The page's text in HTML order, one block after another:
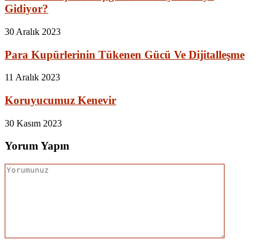
Gidiyor?
30 Aralık 2023
Para Kupürlerinin Tükenen Gücü Ve Dijitalleşme
11 Aralık 2023
Koruyucumuz Kenevir
30 Kasım 2023
Yorum Yapın